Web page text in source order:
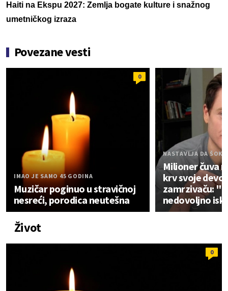
Haiti na Ekspu 2027: Zemlja bogate kulture i snažnog
umetničkog izraza
Povezane vesti
0
IMAO JE SAMO 45 GODINA
Muzičar poginuo u stravičnoj
nesreći, porodica neutešna
NASTAVLJA DA
Milioner čuva
krv svoje
zamrzivaču:
nedovoljno
Život
0